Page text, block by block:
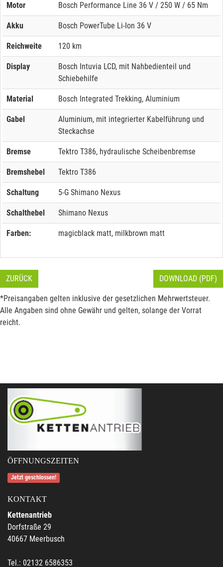
Motor Bosch Performance Line 36 V / 250 W / 65 Nm
Akku Bosch PowerTube Li-Ion 36 V
Reichweite 120 km
Display
Bosch Intuvia LCD, mit Nahbedienteil und
Schiebehilfe
Material Bosch Integrated Trekking, Aluminium
Gabel
Aluminium, mit integrierter Kabelführung und
Steckachse
Bremse Tektro T386, hydraulische Scheibenbremse
Bremshebel Tektro T386
Schaltung 5-G Shimano Nexus
Schalthebel Shimano Nexus
Farben: magicblack matt, milkbrown matt
ZURÜCK DOWNLOAD (PDF)
*Preisangaben gelten inklusive der gesetzlichen Mehrwertsteuer.
Alle Angaben sind ohne Gewähr und gelten, solange der Vorrat
reicht.
ÖFFNUNGSZEITEN
Jetzt geschlossen!
KONTAKT
Kettenantrieb
Dorfstraße 29
40667 Meerbusch
Tel.: 02132 6586353